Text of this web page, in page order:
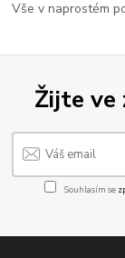
Žijte ve
Souhlasím se
Vše v naprostém